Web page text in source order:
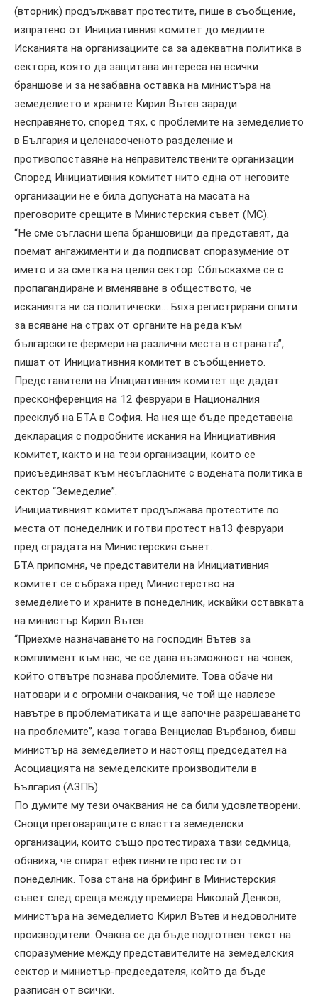
(вторник) продължават протестите, пише в съобщение,
изпратено от Инициативния комитет до медиите.
Исканията на организациите са за адекватна политика в
сектора, която да защитава интереса на всички
браншове и за незабавна оставка на министъра на
земеделието и храните Кирил Вътев заради
несправянето, според тях, с проблемите на земеделието
в България и целенасоченото разделение и
противопоставяне на неправителствените организации
Според Инициативния комитет нито една от неговите
организации не е била допусната на масата на
преговорите срещите в Министерския съвет (МС).
“Не сме съгласни шепа браншовици да представят, да
поемат ангажименти и да подписват споразумение от
името и за сметка на целия сектор. Сблъскахме се с
пропагандиране и вменяване в обществото, че
исканията ни са политически… Бяха регистрирани опити
за всяване на страх от органите на реда към
българските фермери на различни места в страната”,
пишат от Инициативния комитет в съобщението.
Представители на Инициативния комитет ще дадат
пресконференция на 12 февруари в Националния
пресклуб на БТА в София. На нея ще бъде представена
декларация с подробните искания на Инициативния
комитет, както и на тези организации, които се
присъединяват към несъгласните с водената политика в
сектор “Земеделие”.
Инициативният комитет продължава протестите по
места от понеделник и готви протест на13 февруари
пред сградата на Министерския съвет.
БТА припомня, че представители на Инициативния
комитет се събраха пред Министерство на
земеделието и храните в понеделник, искайки оставката
на министър Кирил Вътев.
“Приехме назначаването на господин Вътев за
комплимент към нас, че се дава възможност на човек,
който отвътре познава проблемите. Това обаче ни
натовари и с огромни очаквания, че той ще навлезе
навътре в проблематиката и ще започне разрешаването
на проблемите”, каза тогава Венцислав Върбанов, бивш
министър на земеделието и настоящ председател на
Асоциацията на земеделските производители в
България (АЗПБ).
По думите му тези очаквания не са били удовлетворени.
Снощи преговарящите с властта земеделски
организации, които също протестираха тази седмица,
обявиха, че спират ефективните протести от
понеделник. Това стана на брифинг в Министерския
съвет след среща между премиера Николай Денков,
министъра на земеделието Кирил Вътев и недоволните
производители. Очаква се да бъде подготвен текст на
споразумение между представителите на земеделския
сектор и министър-председателя, който да бъде
разписан от всички.